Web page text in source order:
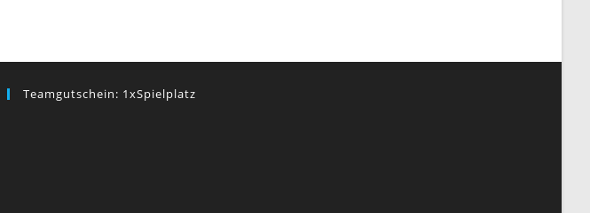
Teamgutschein: 1xSpielplatz